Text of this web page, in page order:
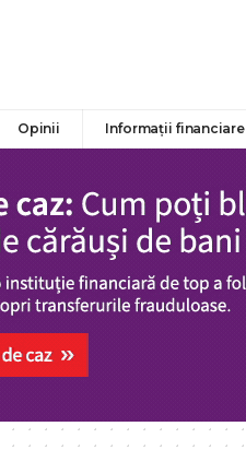
Opinii Informații financiare